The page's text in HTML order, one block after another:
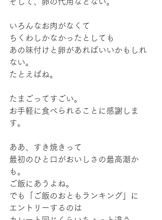
いろんなお肉がなくて
ちくわしかなかったとしても
あの味付けと卵があればいいかもしれ
ない。
たとえばね。
たまごってすごい。
お手軽に食べられることに感謝しま
す。
ああ、すき焼きって
最初のひと口がおいしさの最高潮か
も。
ご飯にあうよね。
でも「ご飯のおともランキング」に
エントリーするのは